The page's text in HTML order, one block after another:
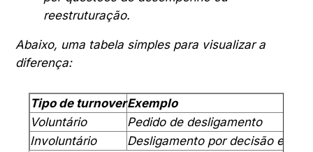
reestruturação.
Abaixo, uma tabela simples para visualizar a
diferença:
Tipo de turnoverExemplo
Voluntário
Pedido de desligamento
Involuntário
Desligamento por decisão